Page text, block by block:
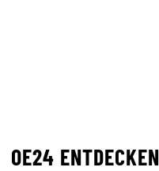
OE24 ENTDECKEN